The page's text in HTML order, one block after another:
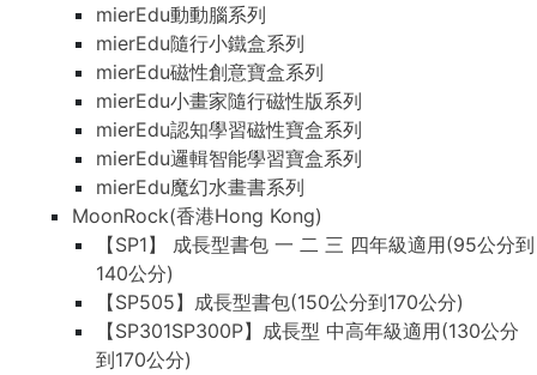
mierEdu動動腦系列
mierEdu隨行小鐵盒系列
mierEdu磁性創意寶盒系列
mierEdu小畫家隨行磁性版系列
mierEdu認知學習磁性寶盒系列
mierEdu邏輯智能學習寶盒系列
mierEdu魔幻水畫書系列
MoonRock(香港Hong Kong)
【SP1】 成長型書包 一 二 三 四年級適用(95公分到
140公分)
【SP505】成長型書包(150公分到170公分)
【SP301SP300P】成長型 中高年級適用(130公分
到170公分)